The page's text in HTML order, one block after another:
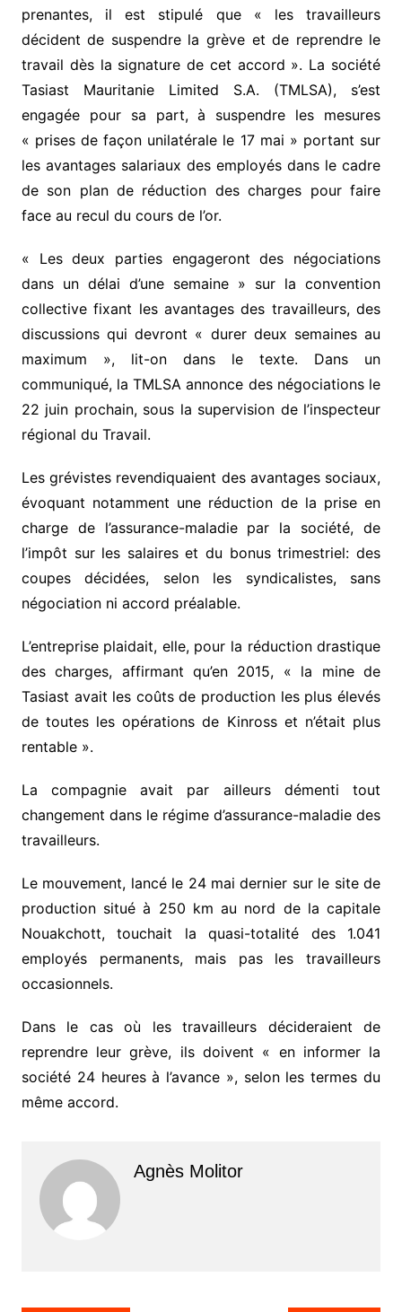
prenantes, il est stipulé que « les travailleurs
décident de suspendre la grève et de reprendre le
travail dès la signature de cet accord ». La société
Tasiast Mauritanie Limited S.A. (TMLSA), s’est
engagée pour sa part, à suspendre les mesures
« prises de façon unilatérale le 17 mai » portant sur
les avantages salariaux des employés dans le cadre
de son plan de réduction des charges pour faire
face au recul du cours de l’or.
« Les deux parties engageront des négociations
dans un délai d’une semaine » sur la convention
collective fixant les avantages des travailleurs, des
discussions qui devront « durer deux semaines au
maximum », lit-on dans le texte. Dans un
communiqué, la TMLSA annonce des négociations le
22 juin prochain, sous la supervision de l’inspecteur
régional du Travail.
Les grévistes revendiquaient des avantages sociaux,
évoquant notamment une réduction de la prise en
charge de l’assurance-maladie par la société, de
l’impôt sur les salaires et du bonus trimestriel: des
coupes décidées, selon les syndicalistes, sans
négociation ni accord préalable.
L’entreprise plaidait, elle, pour la réduction drastique
des charges, affirmant qu’en 2015, « la mine de
Tasiast avait les coûts de production les plus élevés
de toutes les opérations de Kinross et n’était plus
rentable ».
La compagnie avait par ailleurs démenti tout
changement dans le régime d’assurance-maladie des
travailleurs.
Le mouvement, lancé le 24 mai dernier sur le site de
production situé à 250 km au nord de la capitale
Nouakchott, touchait la quasi-totalité des 1.041
employés permanents, mais pas les travailleurs
occasionnels.
Dans le cas où les travailleurs décideraient de
reprendre leur grève, ils doivent « en informer la
société 24 heures à l’avance », selon les termes du
même accord.
Agnès Molitor